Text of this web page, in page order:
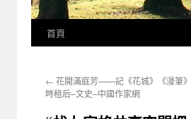
首頁
← 花開滿庭芳——記《花城》《漫筆
時租后–文史–中國作家網